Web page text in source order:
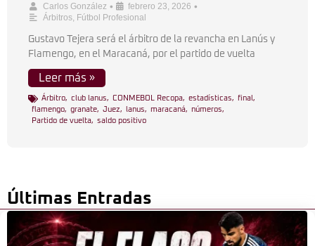
Carlos González • febrero 23, 2026 •
Árbitros, Fútbol Profesional
Gustavo Tejera será el árbitro de la revancha en Lanús y
Flamengo, en el Maracaná, por el partido de vuelta
Leer más »
Árbitro, club lanus, CONMEBOL Recopa, estadísticas, final ,
flamengo, granate, Juez, lanus, maracaná, números,
Partido de vuelta, saldo positivo
Últimas Entradas